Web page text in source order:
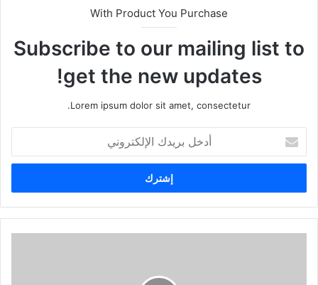
With Product You Purchase
Subscribe to our mailing list to
get the new updates!
Lorem ipsum dolor sit amet, consectetur.
خ
ب
ر